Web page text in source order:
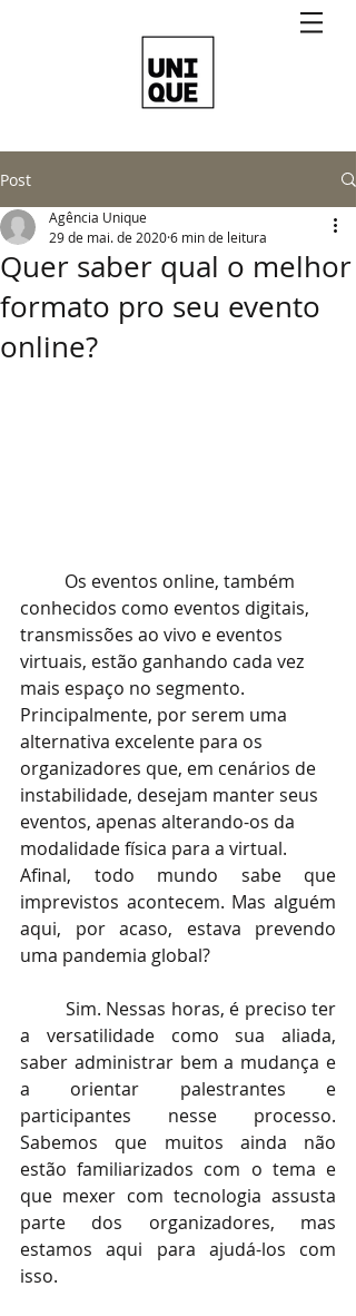
Post
Quer saber qual o melhor
formato pro seu evento
online?
Agência Unique
29 de mai. de 20206 min de leitura
Os eventos online, também
conhecidos como eventos digitais,
transmissões ao vivo e eventos
virtuais, estão ganhando cada vez
mais espaço no segmento.
Principalmente, por serem uma
alternativa excelente para os
organizadores que, em cenários de
instabilidade, desejam manter seus
eventos, apenas alterando-os da
modalidade física para a virtual.
Afinal, todo mundo sabe que
imprevistos acontecem. Mas alguém
aqui, por acaso, estava prevendo
uma pandemia global?
Sim. Nessas horas, é preciso ter
a versatilidade como sua aliada,
saber administrar bem a mudança e
a orientar palestrantes e
participantes nesse processo.
Sabemos que muitos ainda não
estão familiarizados com o tema e
que mexer com tecnologia assusta
parte dos organizadores, mas
estamos aqui para ajudá-los com
isso.